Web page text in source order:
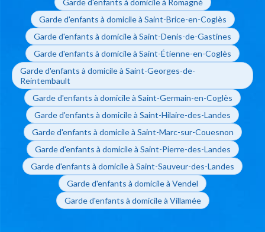
Garde d'enfants à domicile à Romagné
Garde d'enfants à domicile à Saint-Brice-en-Coglès
Garde d'enfants à domicile à Saint-Denis-de-Gastines
Garde d'enfants à domicile à Saint-Étienne-en-Coglès
Garde d'enfants à domicile à Saint-Georges-de-
Reintembault
Garde d'enfants à domicile à Saint-Germain-en-Coglès
Garde d'enfants à domicile à Saint-Hilaire-des-Landes
Garde d'enfants à domicile à Saint-Marc-sur-Couesnon
Garde d'enfants à domicile à Saint-Pierre-des-Landes
Garde d'enfants à domicile à Saint-Sauveur-des-Landes
Garde d'enfants à domicile à Vendel
Garde d'enfants à domicile à Villamée